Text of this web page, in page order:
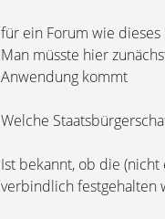
für ein Forum wie
Man müsste hier
Anwendung kommt
Welche
Ist bekannt, ob die
verbindlich festgehalten